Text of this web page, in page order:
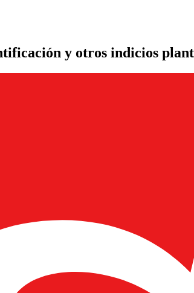
y otros indicios